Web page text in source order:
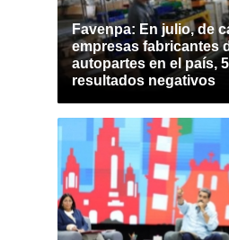
Favenpa: En julio, de
empresas fabricantes
autopartes en el país,
resultados negativos